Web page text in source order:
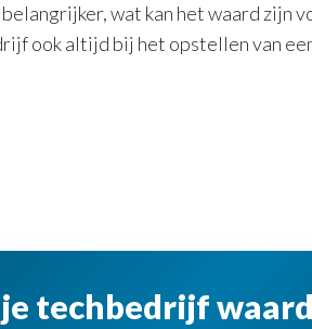
wat kan het waard zijn
ook altijd bij het opstellen van
techbedrijf